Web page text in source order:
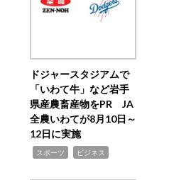
ドジャースタジアムで
「いわて牛」など岩手
県産農畜産物をPR JA
全農いわてが8月10日～
12日に実施
スポーツ ビジネス